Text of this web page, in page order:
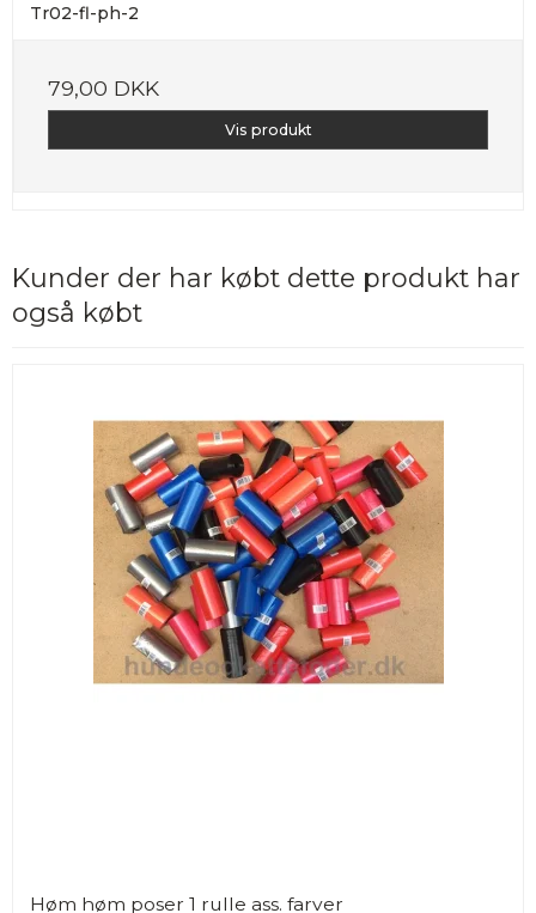
Tr02-fl-ph-2
79,00 DKK
Vis produkt
Kunder der har købt dette produkt har
også købt
Høm høm poser 1 rulle ass. farver